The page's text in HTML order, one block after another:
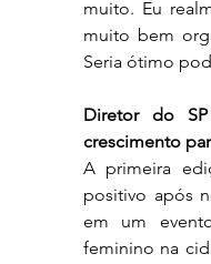
muito. Eu
muito bem
Seria ótimo
Diretor do
crescimento
A primeira
positivo após
em um
feminino na